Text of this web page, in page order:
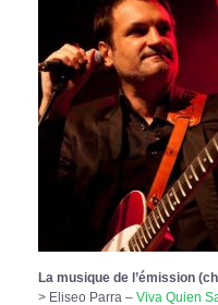
La musique de l’émission
> Eliseo Parra – Viva Quien